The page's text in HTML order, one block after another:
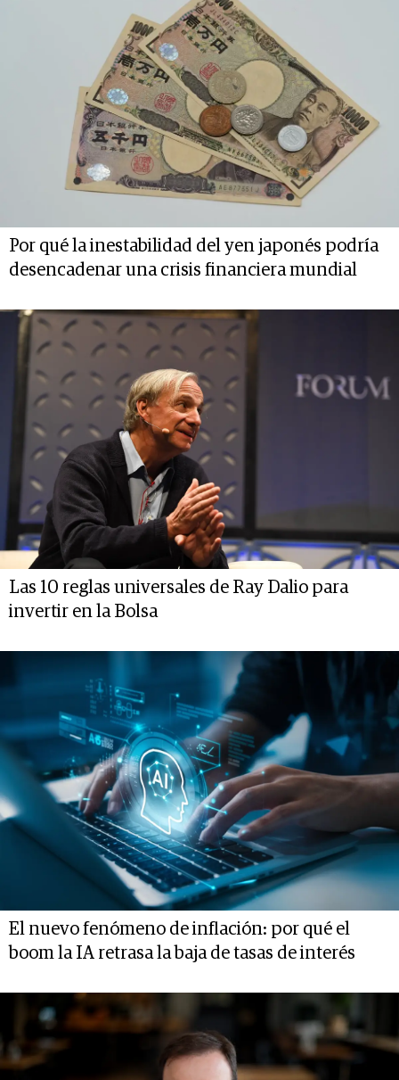
Por qué la inestabilidad del yen japonés podría
desencadenar una crisis financiera mundial
Las 10 reglas universales de Ray Dalio para
invertir en la Bolsa
El nuevo fenómeno de inflación: por qué el
boom la IA retrasa la baja de tasas de interés